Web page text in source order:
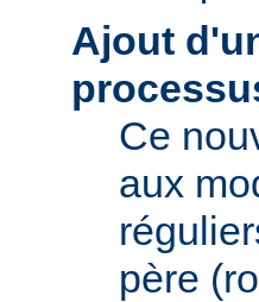
Ajout
Ce
aux
père